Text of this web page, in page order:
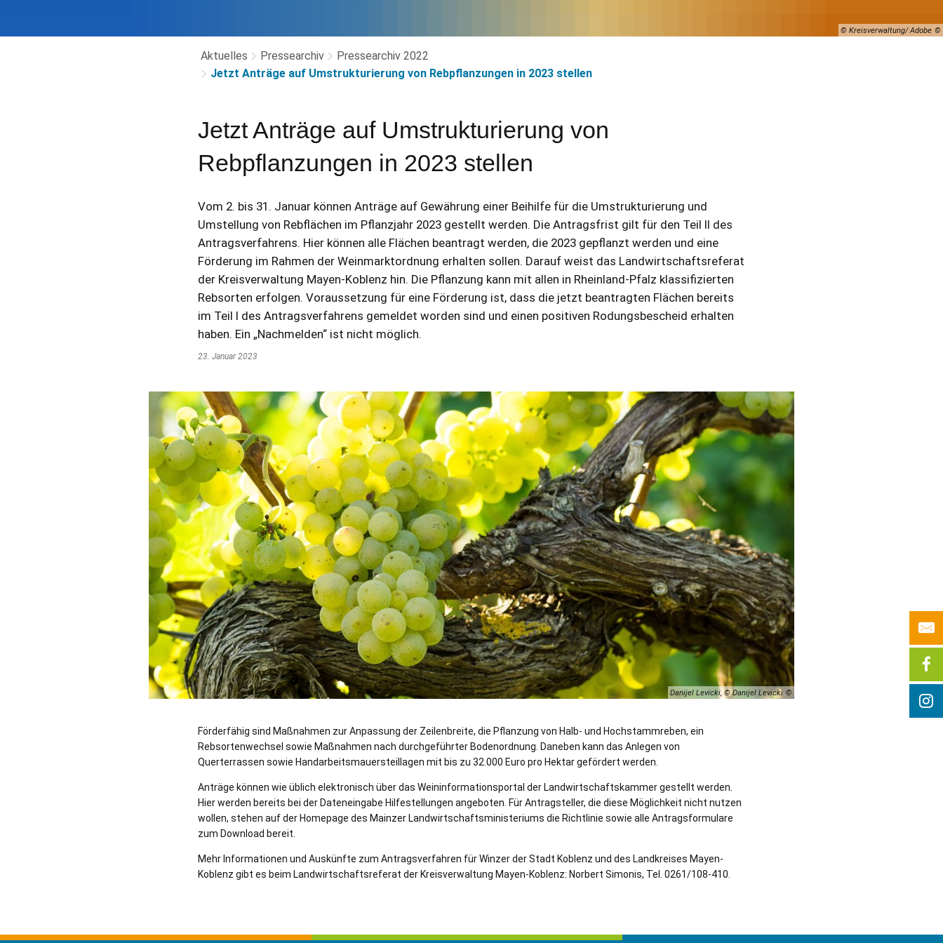
© Kreisverwaltung/ Adobe
Aktuelles Pressearchiv
Pressearchiv 2022
Jetzt Anträge auf Umstrukturierung von Rebpflanzungen in 2023 stellen
Jetzt Anträge auf Umstrukturierung von
Rebpflanzungen in 2023 stellen
Vom 2. bis 31. Januar können Anträge auf Gewährung einer Beihilfe für die Umstrukturierung und
Umstellung von Rebflächen im Pflanzjahr 2023 gestellt werden. Die Antragsfrist gilt für den Teil II des
Antragsverfahrens. Hier können alle Flächen beantragt werden, die 2023 gepflanzt werden und eine
Förderung im Rahmen der Weinmarktordnung erhalten sollen. Darauf weist das Landwirtschaftsreferat
der Kreisverwaltung Mayen-Koblenz hin. Die Pflanzung kann mit allen in Rheinland-Pfalz klassifizierten
Rebsorten erfolgen. Voraussetzung für eine Förderung ist, dass die jetzt beantragten Flächen bereits
im Teil I des Antragsverfahrens gemeldet worden sind und einen positiven Rodungsbescheid erhalten
haben. Ein „Nachmelden“ ist nicht möglich.
23. Januar 2023
Danijel Levicki, © Danijel Levicki
Förderfähig sind Maßnahmen zur Anpassung der Zeilenbreite, die Pflanzung von Halb- und Hochstammreben, ein
Rebsortenwechsel sowie Maßnahmen nach durchgeführter Bodenordnung. Daneben kann das Anlegen von
Querterrassen sowie Handarbeitsmauersteillagen mit bis zu 32.000 Euro pro Hektar gefördert werden.
Anträge können wie üblich elektronisch über das Weininformationsportal der Landwirtschaftskammer gestellt werden.
Hier werden bereits bei der Dateneingabe Hilfestellungen angeboten. Für Antragsteller, die diese Möglichkeit nicht nutzen
wollen, stehen auf der Homepage des Mainzer Landwirtschaftsministeriums die Richtlinie sowie alle Antragsformulare
zum Download bereit.
Mehr Informationen und Auskünfte zum Antragsverfahren für Winzer der Stadt Koblenz und des Landkreises Mayen-
Koblenz gibt es beim Landwirtschaftsreferat der Kreisverwaltung Mayen-Koblenz: Norbert Simonis, Tel. 0261/108-410.